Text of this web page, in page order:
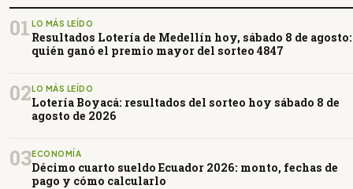
01 LO MÁS LEÍDO
Resultados Lotería de Medellín hoy, sábado 8 de agosto:
quién ganó el premio mayor del sorteo 4847
02LO MÁS LEÍDO
Lotería Boyacá: resultados del sorteo hoy sábado 8 de
agosto de 2026
03ECONOMÍA
Décimo cuarto sueldo Ecuador 2026: monto, fechas de
pago y cómo calcularlo